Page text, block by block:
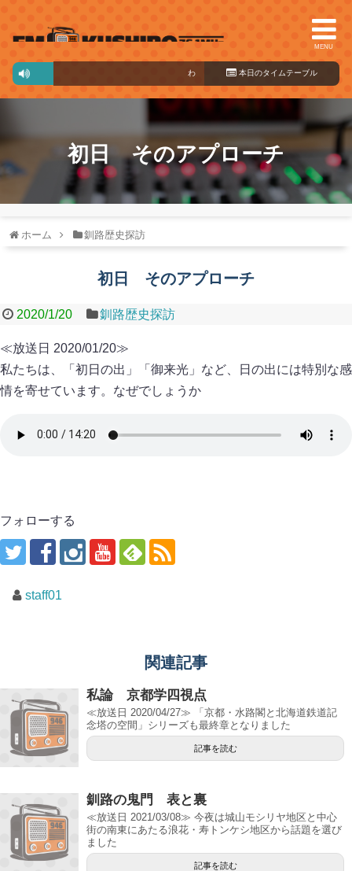
MENU
わくわく♪プラス 07:30～13:30
本日のタイ ムテーブル
初日 そのアプローチ
ホーム 釧路歴史探訪
初日 そのアプローチ
2020/1/20 釧路歴史探訪
≪放送日 2020/01/20≫
私たちは、「初日の出」「御来光」など、日の出には特別な感
情を寄せています。なぜでしょうか
フォローする
staff01
関連記事
私論 京都学四視点
≪放送日 2020/04/27≫ 「京都・水路閣と北海道鉄道記
念塔の空間」シリーズも最終章となりました
記事を読む
釧路の鬼門 表と裏
≪放送日 2021/03/08≫ 今夜は城山モシリヤ地区と中心
街の南東にあたる浪花・寿トンケシ地区から話題を選び
ました
記事を読む